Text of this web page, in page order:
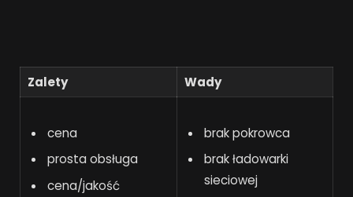
Zalety Wady
cena
prosta obsługa
cena/jakość
brak pokrowca
brak ładowarki
sieciowej